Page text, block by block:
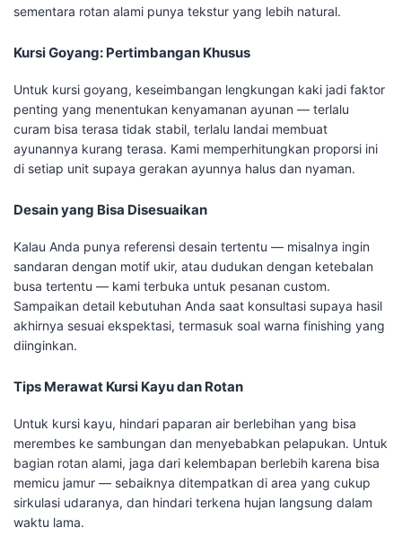
sementara rotan alami punya tekstur yang lebih natural.
Kursi Goyang: Pertimbangan Khusus
Untuk kursi goyang, keseimbangan lengkungan kaki jadi faktor
penting yang menentukan kenyamanan ayunan — terlalu
curam bisa terasa tidak stabil, terlalu landai membuat
ayunannya kurang terasa. Kami memperhitungkan proporsi ini
di setiap unit supaya gerakan ayunnya halus dan nyaman.
Desain yang Bisa Disesuaikan
Kalau Anda punya referensi desain tertentu — misalnya ingin
sandaran dengan motif ukir, atau dudukan dengan ketebalan
busa tertentu — kami terbuka untuk pesanan custom.
Sampaikan detail kebutuhan Anda saat konsultasi supaya hasil
akhirnya sesuai ekspektasi, termasuk soal warna finishing yang
diinginkan.
Tips Merawat Kursi Kayu dan Rotan
Untuk kursi kayu, hindari paparan air berlebihan yang bisa
merembes ke sambungan dan menyebabkan pelapukan. Untuk
bagian rotan alami, jaga dari kelembapan berlebih karena bisa
memicu jamur — sebaiknya ditempatkan di area yang cukup
sirkulasi udaranya, dan hindari terkena hujan langsung dalam
waktu lama.